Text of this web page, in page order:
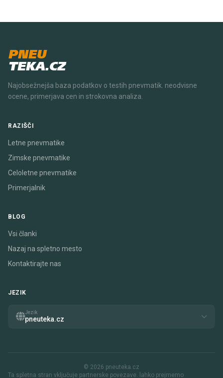
PNEU
TEKA.CZ
Najobsežnejša baza podatkov o testih pnevmatik. neodvisne
ocene, primerjava cen in strokovna analiza.
RAZIŠČI
Letne pnevmatike
Zimske pnevmatike
Celoletne pnevmatike
Primerjalnik
BLOG
Vsi članki
Nazaj na spletno mesto
Kontaktirajte nas
JEZIK
Jezik
pneuteka.cz
© 2026 pneuteka.cz
Ta spletna stran vključuje partnerske povezave. lahko prejmemo